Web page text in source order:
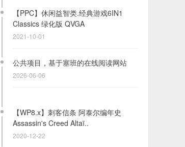
【PPC】休闲益智类.经典游戏6IN1
Classics 绿化版 QVGA
2021-10-01
公共项目，基于塞班的在线阅读网站
2026-06-06
【WP8.x】刺客信条 阿泰尔编年史
Assassin's Creed Altaï..
2020-12-22